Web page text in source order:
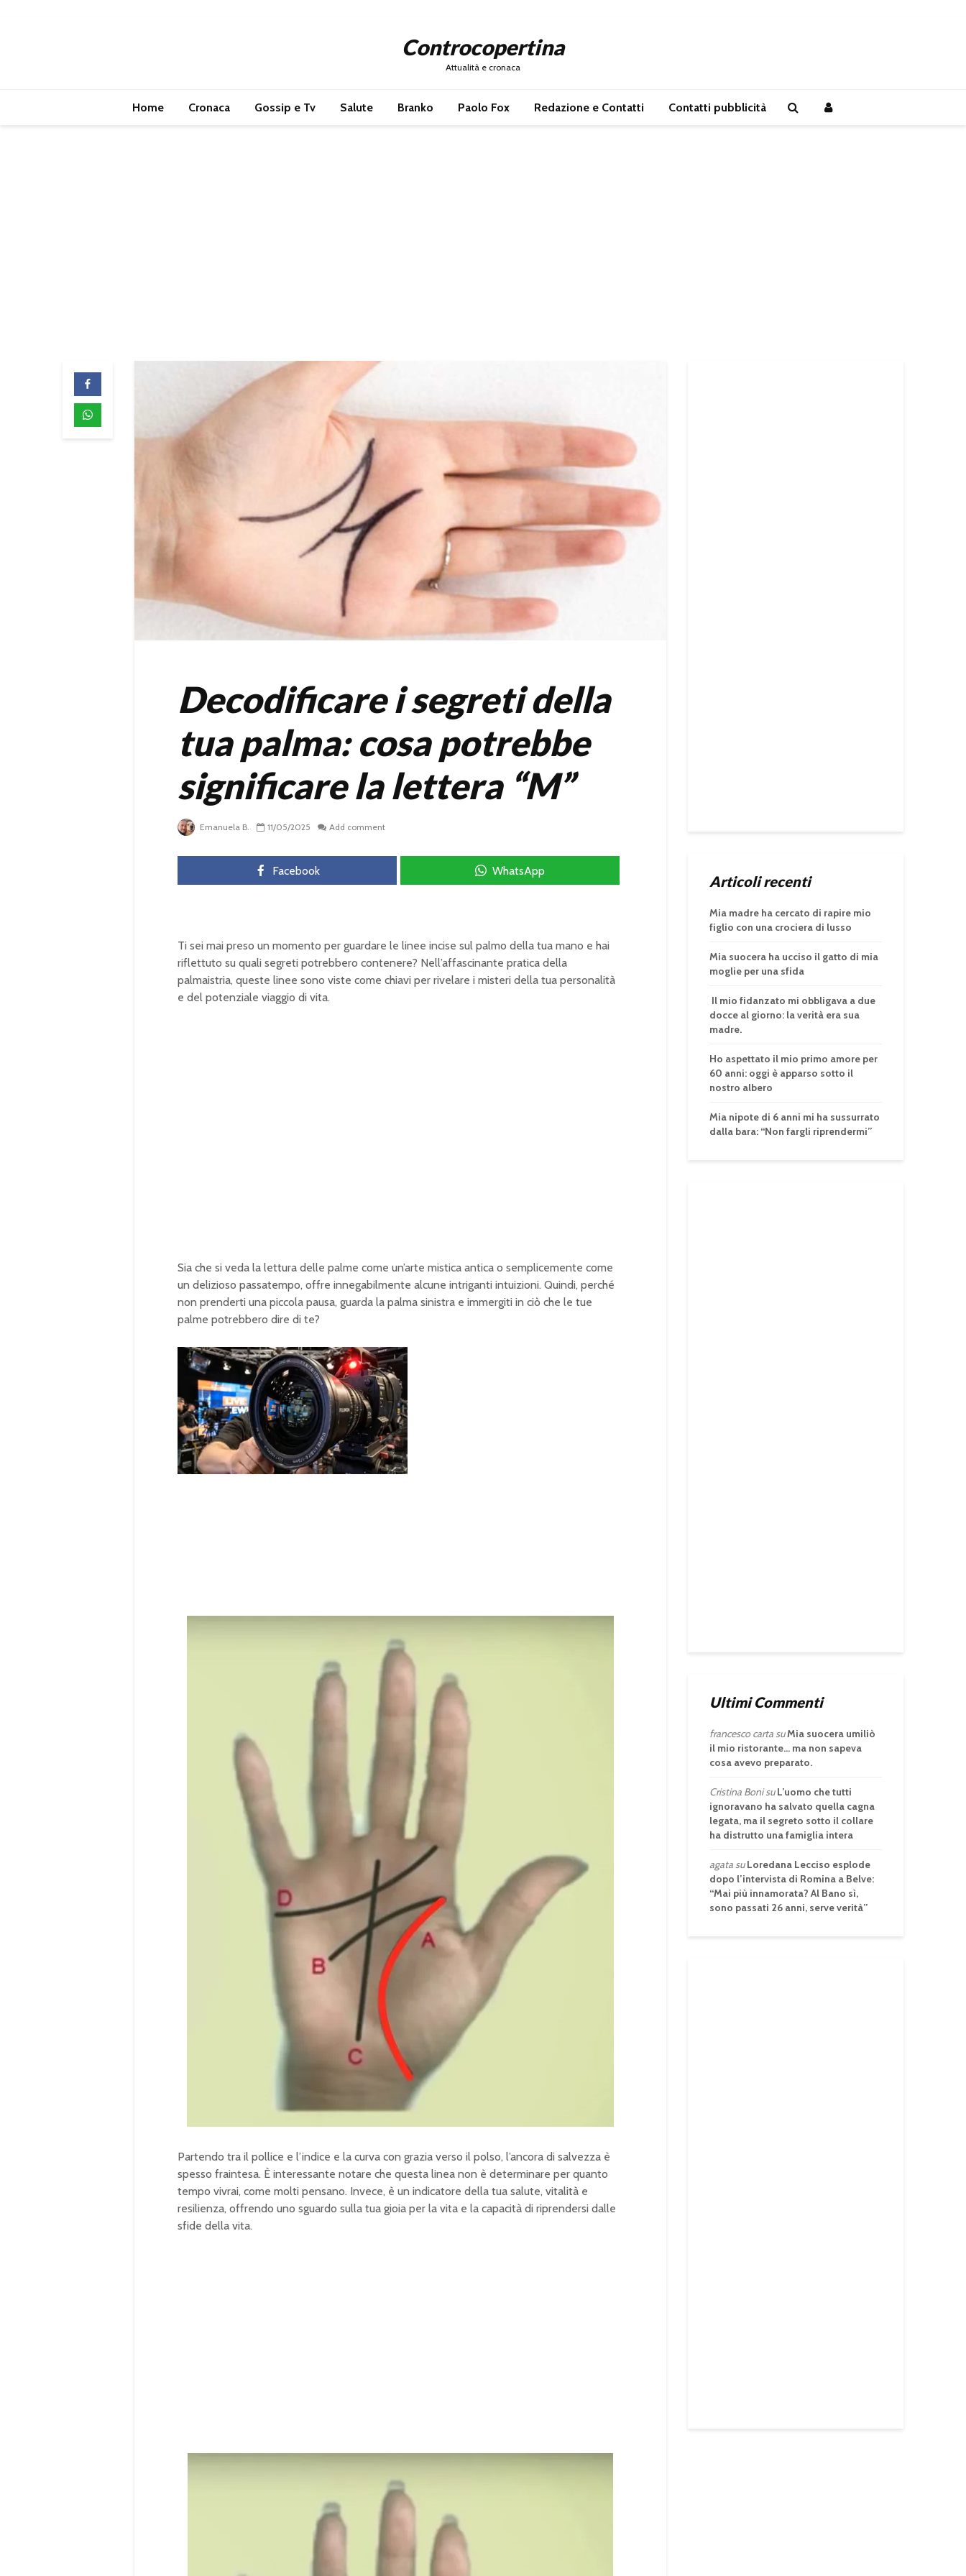
Controcopertina
Attualità e cronaca
Home Cronaca Gossip e Tv Salute Branko Paolo Fox Redazione e Contatti Contatti pubblicità
Decodificare i segreti della
tua palma: cosa potrebbe
significare la lettera “M”
Emanuela B. 11/05/2025 Add comment
Facebook WhatsApp
Ti sei mai preso un momento per guardare le linee incise sul palmo della tua mano e hai
riflettuto su quali segreti potrebbero contenere? Nell’affascinante pratica della
palmaistria, queste linee sono viste come chiavi per rivelare i misteri della tua personalità
e del potenziale viaggio di vita.
Sia che si veda la lettura delle palme come un’arte mistica antica o semplicemente come
un delizioso passatempo, offre innegabilmente alcune intriganti intuizioni. Quindi, perché
non prenderti una piccola pausa, guarda la palma sinistra e immergiti in ciò che le tue
palme potrebbero dire di te?
n
m
L
o
Partendo tra il pollice e l’indice e la curva con grazia verso il polso, l’ancora di salvezza è
spesso fraintesa. È interessante notare che questa linea non è determinare per quanto
tempo vivrai, come molti pensano. Invece, è un indicatore della tua salute, vitalità e
resilienza, offrendo uno sguardo sulla tua gioia per la vita e la capacità di riprendersi dalle
sfide della vita.
Articoli recenti
Mia madre ha cercato di rapire mio
figlio con una crociera di lusso
Mia suocera ha ucciso il gatto di mia
moglie per una sfida
Il mio fidanzato mi obbligava a due
docce al giorno: la verità era sua
madre.
Ho aspettato il mio primo amore per
60 anni: oggi è apparso sotto il
nostro albero
Mia nipote di 6 anni mi ha sussurrato
dalla bara: “Non fargli riprendermi”
Ultimi Commenti
francesco cartasuMia suocera umiliò
il mio ristorante… ma non sapeva
cosa avevo preparato.
Cristina BonisuL’uomo che tutti
ignoravano ha salvato quella cagna
legata, ma il segreto sotto il collare
ha distrutto una famiglia intera
agatasuLoredana Lecciso esplode
dopo l’intervista di Romina a Belve:
“Mai più innamorata? Al Bano sì,
sono passati 26 anni, serve verità”